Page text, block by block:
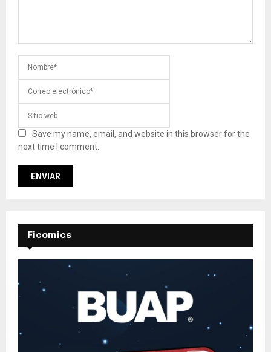
Save my name, email, and website in this browser for the
next time I comment.
Ficomics